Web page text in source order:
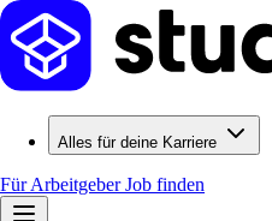
Alles für deine Karriere
Für ArbeitgeberJob finden